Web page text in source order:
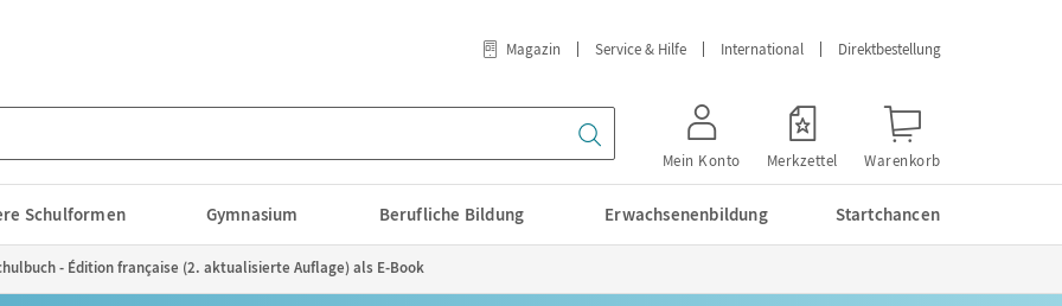
Magazin Service & Hilfe International Direktbestellung
Mein Konto Merkzettel Warenkorb
Schulformen Gymnasium Berufliche Bildung Erwachsenenbildung Startchancen
- Édition française (2. aktualisierte Auflage) als E-Book